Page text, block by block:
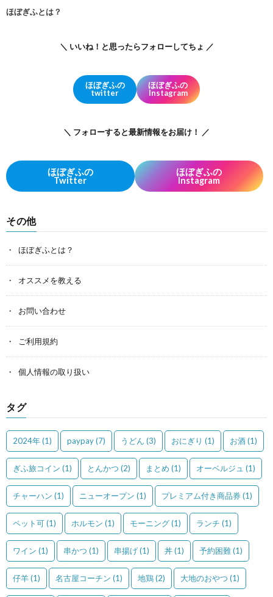
ほぼぎふとは？
＼ いいね！と思ったらフォローしてちょ ／
ほぼぎふの
twitter
ほぼぎふの
Instagram
＼ フォローすると最新情報をお届け！ ／
ほぼぎふの
Twitter
ほぼぎふの
Instagram
その他
ほぼぎふとは？
オススメを教える
お問い合わせ
ご利用規約
個人情報の取り扱い
タグ
2024年(1) paypay(7) うどん (3) おにぎり (1) お酒(1)
ぎふ旅コイン (1) とんかつ (2) まとめ (1) オーベルジュ (1)
チャーハン (1) ニューオープン (1) プレミアム付き商品券(1)
ペット可(1) ホルモン (1) モーニング(1) ランチ (1)
ワイン (1) 串かつ (1) 串揚げ(1) 丼(1) 予約困難(1)
仔羊(1) 名古屋コーチン (1) 地鶏(2) 大地のおやつ (1)